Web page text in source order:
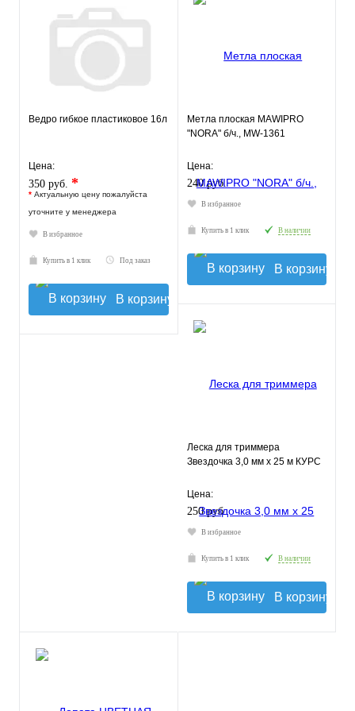
Ведро гибкое пластиковое 16л
Цена:
350 руб. *
* Актуальную цену пожалуйста
уточните у менеджера
В избранное
Купить в 1 клик Под заказ
В корзину
Метла плоская MAWIPRO
"NORA" б/ч., MW-1361
Цена:
240 руб.
В избранное
Купить в 1 клик В наличии
В корзину
Леска для триммера
Звездочка 3,0 мм х 25 м КУРС
Цена:
250 руб.
В избранное
Купить в 1 клик В наличии
В корзину